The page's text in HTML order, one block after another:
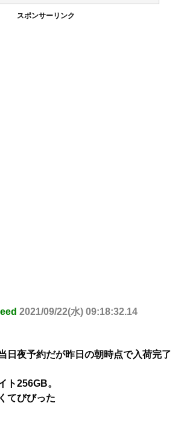
スポンサーリンク
2021/09/22(水) 09:18:32.14
日夜予約だが昨日の朝時点で入荷完了
ト256GB。
てびびった